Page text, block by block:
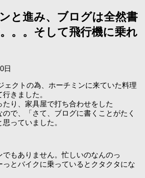
と進み、ブログは全然書
。。そして飛行機に乗れ
日
ェクトの為、ホーチミンに来ていた料理
きました。
たり、家具屋で打ち合わせをした
ので、「さて、ブログに書くことがたく
っていました。
もありません。忙しいのなんのっ
とバイクに乗っているとクタクタにな